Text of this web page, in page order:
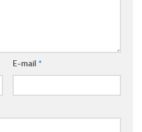
E-mail *